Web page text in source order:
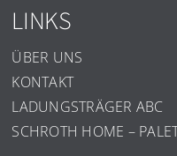
LINKS
ÜBER UNS
KONTAKT
LADUNGSTRÄGER ABC
SCHROTH HOME –